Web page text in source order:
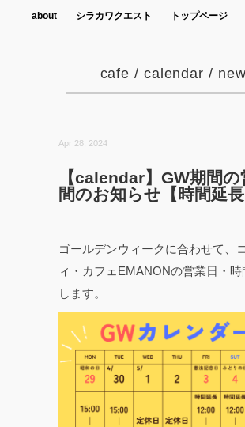
about シラカワクエスト トップページ
cafe / calendar /
Apr 28, 2024
【calendar】GW期間の
間のお知らせ【時間延長
ゴールデンウィークに合わせて、
ィ・カフェEMANONの営業日・時
します。